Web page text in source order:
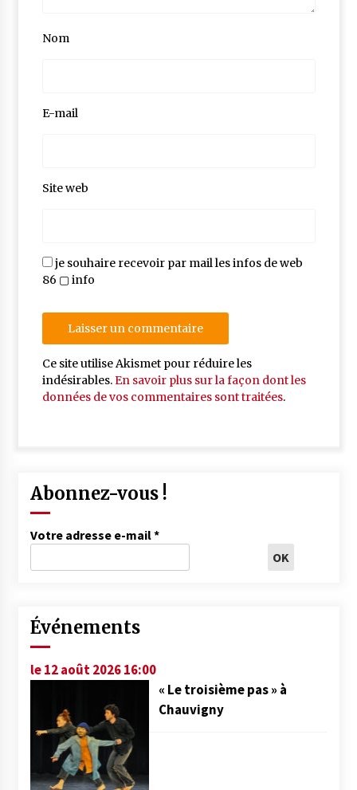
Nom
E-mail
Site web
je souhaire recevoir par mail les infos de web
86 ▢ info
Ce site utilise Akismet pour réduire les
indésirables.En savoir plus sur la façon dont les
données de vos commentaires sont traitées.
Abonnez-vous !
Votre adresse e-mail*
Événements
le 12 août 2026 16:00
« Le troisième pas » à
Chauvigny